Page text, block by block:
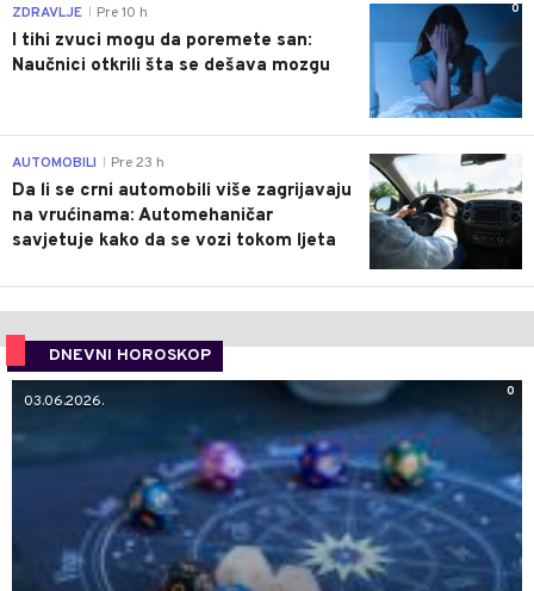
0
ZDRAVLJE Pre 10 h
I tihi zvuci mogu da poremete san:
Naučnici otkrili šta se dešava mozgu
0
AUTOMOBILI Pre 23 h
Da li se crni automobili više zagrijavaju
na vrućinama: Automehaničar
savjetuje kako da se vozi tokom ljeta
DNEVNI HOROSKOP
0
03.06.2026.